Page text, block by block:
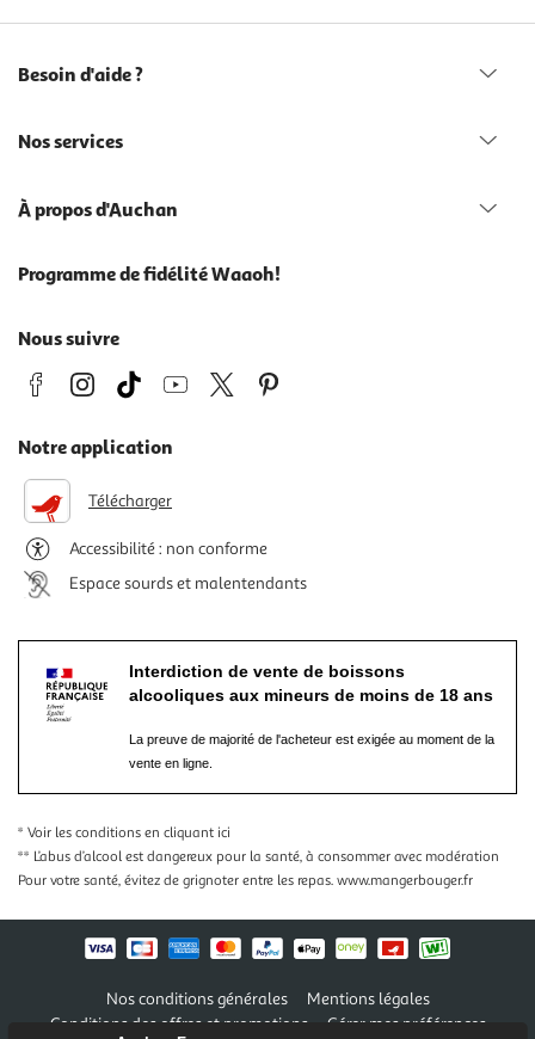
Besoin d'aide ?
Nos services
À propos d'Auchan
Programme de fidélité Waaoh!
Nous suivre
Notre application
Télécharger
Accessibilité : non conforme
Espace sourds et malentendants
Interdiction de vente de boissons
alcooliques aux mineurs de moins de 18 ans
La preuve de majorité de l'acheteur est exigée au moment de la
vente en ligne.
* Voir les conditions en cliquant ici
** L’abus d’alcool est dangereux pour la santé, à consommer avec modération
Pour votre santé, évitez de grignoter entre les repas. www.mangerbouger.fr
Nos conditions générales
Mentions légales
Conditions des offres et promotions
Gérer mes préférences